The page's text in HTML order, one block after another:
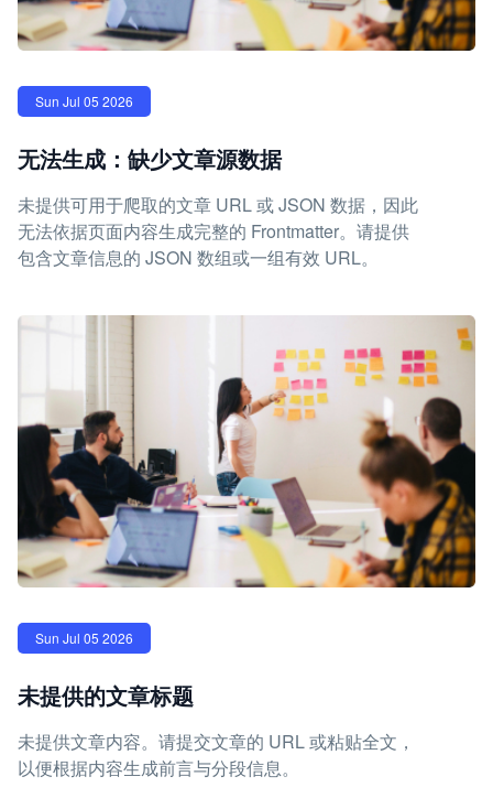
Sun Jul 05 2026
无法生成：缺少文章源数据
未提供可用于爬取的文章 URL 或 JSON 数据，因此
无法依据页面内容生成完整的 Frontmatter。请提供
包含文章信息的 JSON 数组或一组有效 URL。
Sun Jul 05 2026
未提供的文章标题
未提供文章内容。请提交文章的 URL 或粘贴全文，
以便根据内容生成前言与分段信息。